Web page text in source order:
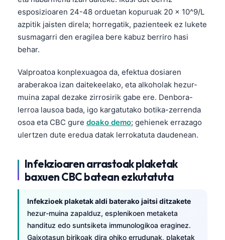
esposizioaren 24-48 orduetan kopuruak 20 × 10^9/L
azpitik jaisten direla; horregatik, pazienteek ez lukete
susmagarri den eragilea bere kabuz berriro hasi
behar.
Valproatoa konplexuagoa da, efektua dosiaren
araberakoa izan daitekeelako, eta alkoholak hezur-
muina zapal dezake zirrosirik gabe ere. Denbora-
lerroa lausoa bada, igo kargatutako botika-zerrenda
osoa eta CBC gure doako demo; gehienek errazago
ulertzen dute eredua datak lerrokatuta daudenean.
Infekzioaren arrastoak plaketak
baxuen CBC batean ezkutatuta
Infekzioek plaketak aldi baterako jaitsi ditzakete
hezur-muina zapalduz, esplenikoen metaketa
handituz edo suntsiketa immunologikoa eraginez.
Gaixotasun birikoak dira ohiko errudunak, plaketak